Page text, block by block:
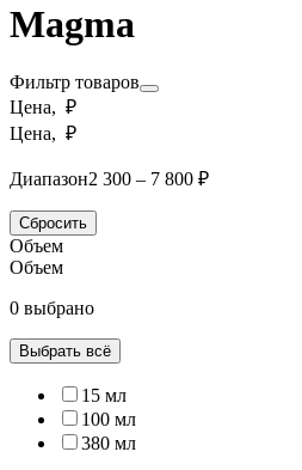
Magma
Фильтр товаров
Цена, ₽
Цена, ₽
Диапазон2 300 – 7 800 ₽
Сбросить
Объем
Объем
0 выбрано
Выбрать всё
15 мл
100 мл
380 мл